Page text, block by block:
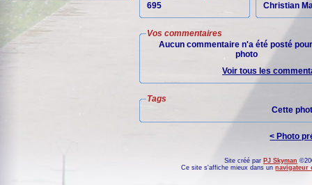
695
Christian
Vos commentaires
Aucun commentaire n'a été posté
photo
Voir tous les
Tags
Cette
< Photo
Site créé par PJ Skyman
Ce site s'affiche mieux dans unnavigateur